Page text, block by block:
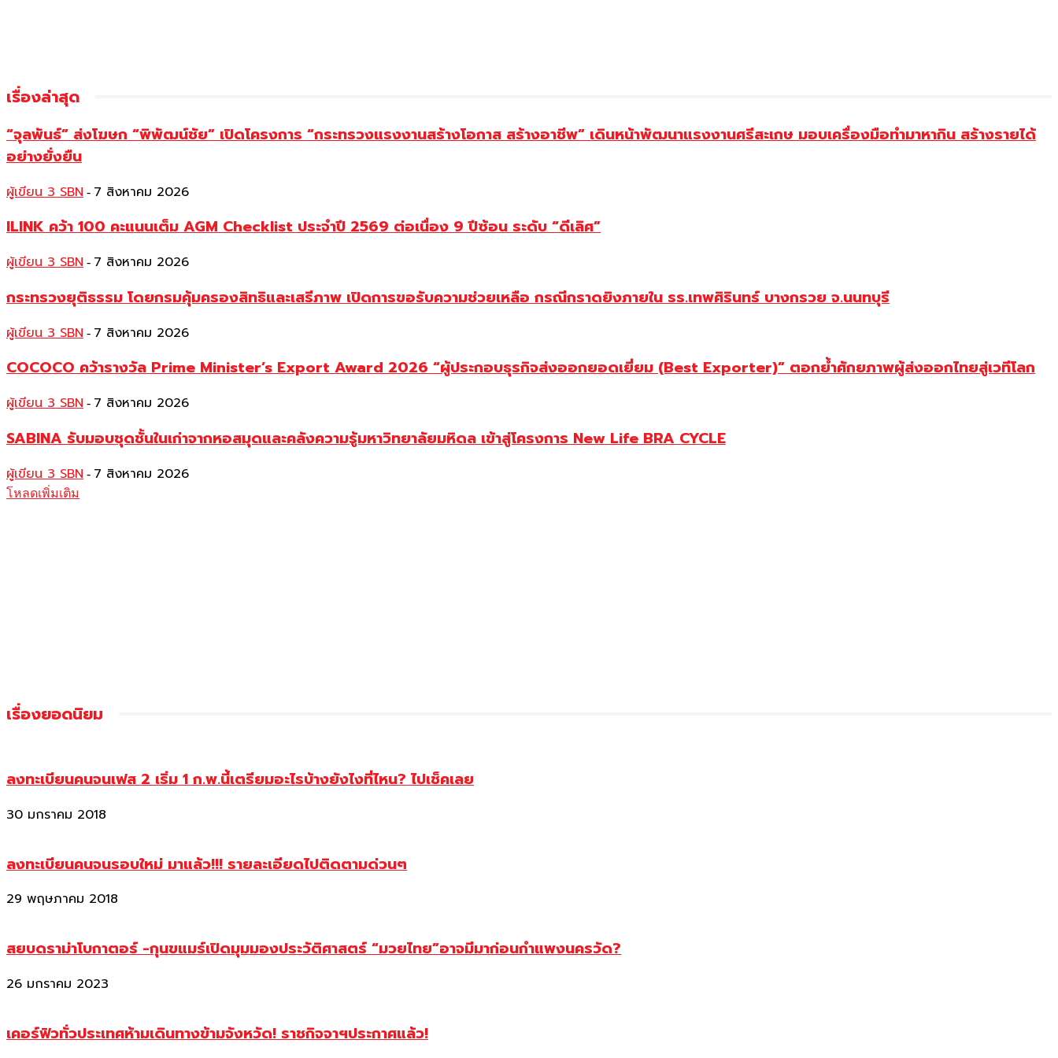
เรื่องล่าสุด
“จุลพันธ์” ส่งโฆษก “พิพัฒน์ชัย” เปิดโครงการ “กระทรวงแรงงานสร้างโอกาส สร้างอาชีพ” เดินหน้าพัฒนาแรงงานศรีสะเกษ มอบเครื่องมือทำมาหากิน สร้างรายได้
อย่างยั่งยืน
ผู้เขียน 3 SBN - 7 สิงหาคม 2026
ILINK คว้า 100 คะแนนเต็ม AGM Checklist ประจำปี 2569 ต่อเนื่อง 9 ปีซ้อน ระดับ “ดีเลิศ”
ผู้เขียน 3 SBN - 7 สิงหาคม 2026
กระทรวงยุติธรรม โดยกรมคุ้มครองสิทธิและเสรีภาพ เปิดการขอรับความช่วยเหลือ กรณีกราดยิงภายใน รร.เทพศิรินทร์ บางกรวย จ.นนทบุรี
ผู้เขียน 3 SBN - 7 สิงหาคม 2026
COCOCO คว้ารางวัล Prime Minister’s Export Award 2026 “ผู้ประกอบธุรกิจส่งออกยอดเยี่ยม (Best Exporter)” ตอกย้ำศักยภาพผู้ส่งออกไทยสู่เวทีโลก
ผู้เขียน 3 SBN - 7 สิงหาคม 2026
SABINA รับมอบชุดชั้นในเก่าจากหอสมุดและคลังความรู้มหาวิทยาลัยมหิดล เข้าสู่โครงการ New Life BRA CYCLE
ผู้เขียน 3 SBN - 7 สิงหาคม 2026
โหลดเพิ่มเติม
เรื่องยอดนิยม
ลงทะเบียนคนจนเฟส 2 เริ่ม 1 ก.พ.นี้เตรียมอะไรบ้างยังไงที่ไหน? ไปเช็คเลย
30 มกราคม 2018
ลงทะเบียนคนจนรอบใหม่ มาแล้ว!!! รายละเอียดไปติดตามด่วนๆ
29 พฤษภาคม 2018
สยบดราม่าโบกาตอร์ -กุนขแมร์เปิดมุมมองประวัติศาสตร์ “มวยไทย”อาจมีมาก่อนกำแพงนครวัด?
26 มกราคม 2023
เคอร์ฟิวทั่วประเทศห้ามเดินทางข้ามจังหวัด! ราชกิจจาฯประกาศแล้ว!